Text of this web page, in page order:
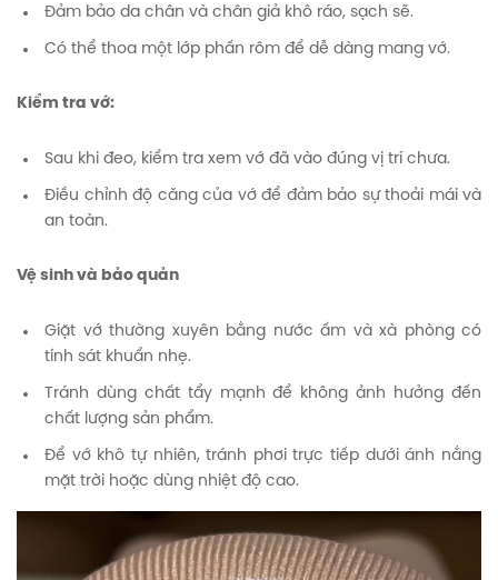
Đảm bảo da chân và chân giả khô ráo, sạch sẽ.
Có thể thoa một lớp phấn rôm để dễ dàng mang vớ.
Kiểm tra vớ:
Sau khi đeo, kiểm tra xem vớ đã vào đúng vị trí chưa.
Điều chỉnh độ căng của vớ để đảm bảo sự thoải mái và
an toàn.
Vệ sinh và bảo quản
Giặt vớ thường xuyên bằng nước ấm và xà phòng có
tính sát khuẩn nhẹ.
Tránh dùng chất tẩy mạnh để không ảnh hưởng đến
chất lượng sản phẩm.
Để vớ khô tự nhiên, tránh phơi trực tiếp dưới ánh nắng
mặt trời hoặc dùng nhiệt độ cao.